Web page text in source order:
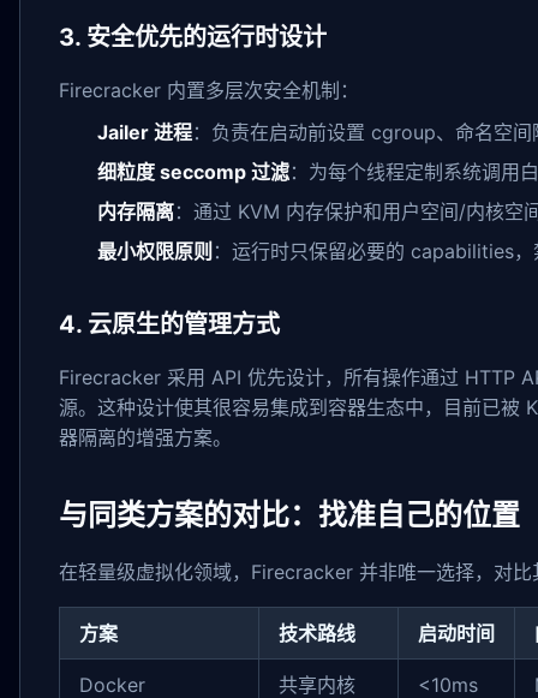
3. 安全优先的运行时设计
Firecracker 内置多层次安全机制：
Jailer 进程：负责在启动前设置 cgroup、命名空
细粒度 seccomp 过滤：为每个线程定制系统调用
内存隔离：通过 KVM 内存保护和用户空间/内核空
最小权限原则 ：运行时只保留必要的 capabilities
4. 云原生的管理方式
Firecracker 采用 API 优先设计，所有操作通过 HTTP
源。这种设计使其很容易集成到容器生态中，目前已
器隔离的增强方案。
与同类方案的对比：找准自己的位置
在轻量级虚拟化领域，Firecracker 并非唯一选择，对
方案 技术路线 启动时间
Docker 共享内核 <10ms